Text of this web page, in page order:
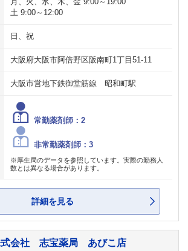
土 9:00～12:00
日、祝
大阪府大阪市阿倍野区阪南町1丁目51-11
大阪市営地下鉄御堂筋線 昭和町駅
常勤薬剤師：2
非常勤薬剤師：3
※厚生局のデータを参照しています。実際の勤務人
数とは異なる場合があります。
詳細を見る
式会社 志宝薬局 あびこ店